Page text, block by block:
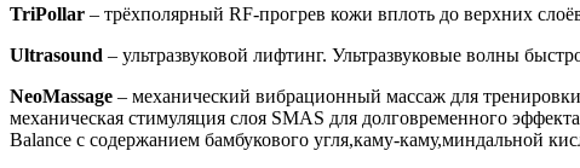
TriPollar – трёхполярный RF-прогрев кожи вплоть до верхних
Ultrasound – ультразвуковой лифтинг. Ультразвуковые волны
NeoMassage – механический вибрационный массаж для
механическая стимуляция слоя SMAS для долговременного
Balance c содержанием бамбукового угля,каму-каму,миндальной